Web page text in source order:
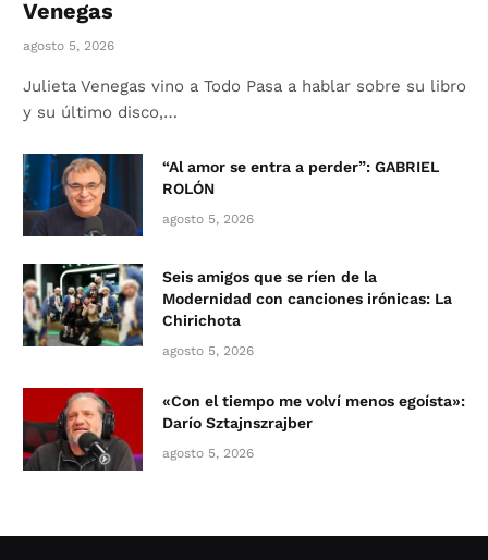
Venegas
agosto 5, 2026
Julieta Venegas vino a Todo Pasa a hablar sobre su libro
y su último disco,…
“Al amor se entra a perder”: GABRIEL
ROLÓN
agosto 5, 2026
Seis amigos que se ríen de la
Modernidad con canciones irónicas: La
Chirichota
agosto 5, 2026
«Con el tiempo me volví menos egoísta»:
Darío Sztajnszrajber
agosto 5, 2026